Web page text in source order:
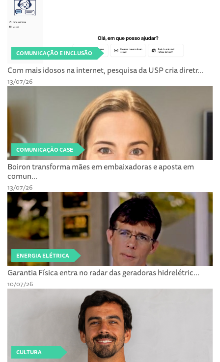
COMUNICAÇÃO E INCLUSÃO
Com mais idosos na internet, pesquisa da USP cria diretr...
13/07/26
COMUNICAÇÃO CASE
Boiron transforma mães em embaixadoras e aposta em
comun...
13/07/26
ENERGIA ELÉTRICA
Garantia Física entra no radar das geradoras hidrelétric...
10/07/26
CULTURA